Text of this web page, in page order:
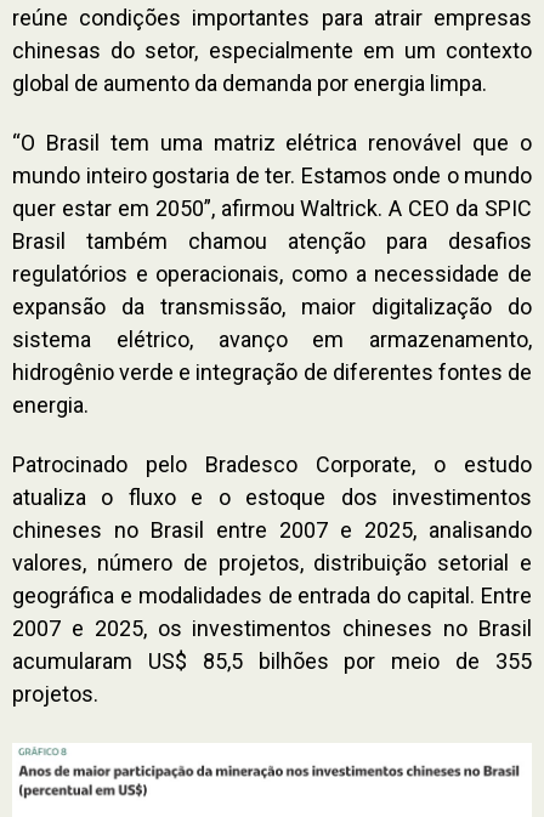
reúne condições importantes para atrair empresas
chinesas do setor, especialmente em um contexto
global de aumento da demanda por energia limpa.
“O Brasil tem uma matriz elétrica renovável que o
mundo inteiro gostaria de ter. Estamos onde o mundo
quer estar em 2050”, afirmou Waltrick. A CEO da SPIC
Brasil também chamou atenção para desafios
regulatórios e operacionais, como a necessidade de
expansão da transmissão, maior digitalização do
sistema elétrico, avanço em armazenamento,
hidrogênio verde e integração de diferentes fontes de
energia.
Patrocinado pelo Bradesco Corporate, o estudo
atualiza o fluxo e o estoque dos investimentos
chineses no Brasil entre 2007 e 2025, analisando
valores, número de projetos, distribuição setorial e
geográfica e modalidades de entrada do capital. Entre
2007 e 2025, os investimentos chineses no Brasil
acumularam US$ 85,5 bilhões por meio de 355
projetos.